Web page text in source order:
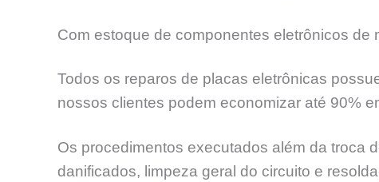
Com estoque de componentes eletrônicos
Todos os reparos de placas eletrônicas
nossos clientes podem economizar até 90%
Os procedimentos executados além da troca
danificados, limpeza geral do circuito e